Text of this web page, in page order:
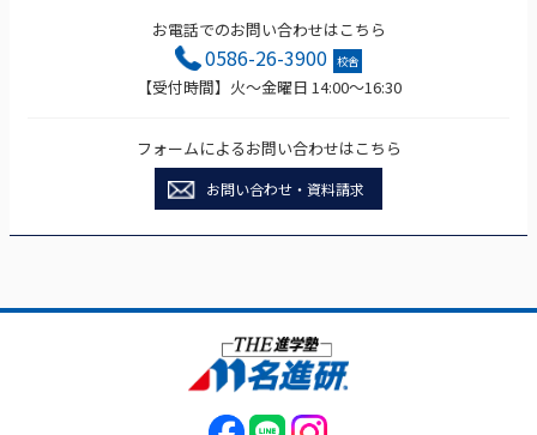
お電話でのお問い合わせはこちら
0586-26-3900 校舎
【受付時間】火～金曜日 14:00～16:30
フォームによるお問い合わせはこちら
お問い合わせ・資料請求